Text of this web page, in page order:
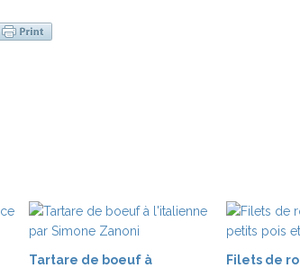
Tartare de boeuf à
Filets de